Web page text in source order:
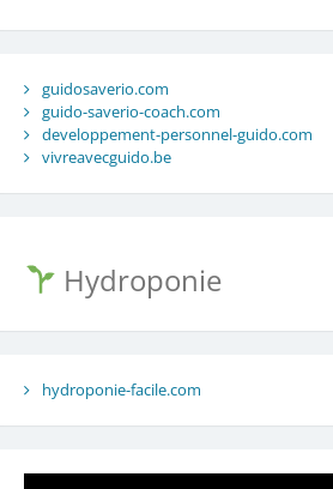
guidosaverio.com
guido-saverio-coach.com
developpement-personnel-guido.com
vivreavecguido.be
Hydroponie
hydroponie-facile.com